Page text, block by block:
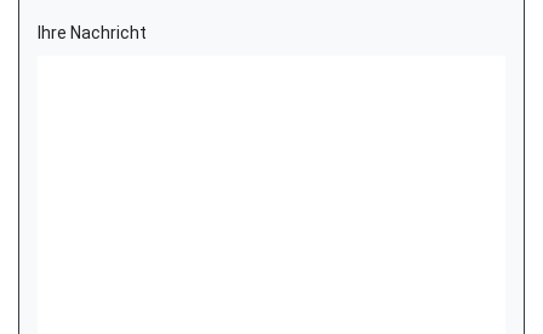
Ihre Nachricht